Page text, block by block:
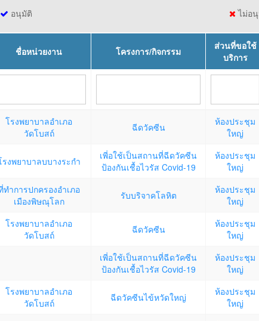
ริกิติ์ พระบรมราชินีนาถ พระบรมราชช
วังทอง / วันเฉลิมพระชนมพรรษา สมเด็
พระบรมราชินีนาถพระบรมราชชนนีพัน
ชาติ
8:30 - 16:30
นครไทย / ออกหน่วยให้บริการประชาช
นครไทย
ศุกร์
บางกระทุ่ม / เพื่อจัดอบรมตามโครงการ
ประสิทธิภาพการปฏิบัติหน้าที่ของกำนัน
ของรัฐลาล กระทรวงมหาดไทยและกร
บางระกำ / ประชุม
นครไทย / กิจกรรมเสวนา "นครไทยที่ร่ว
เที่ยว ครั้งที่ 2" ภายใต้หัวข้อ "นครไทยข
อนุมัติ ไม่อ
ชื่อหน่วยงาน โครงการ/กิจกรรม
ส่วนที่ขอใช้
บริการ
โรงพยาบาลอำเภอ
วัดโบสถ์
ฉีดวัคซีน
ห้องประชุม
ใหญ่
รงพยาบาลบบางระกำ
เพี่อใช้เป็นสถานที่ฉีดวัคซีน
ป้องกันเชื้อไวรัส Covid-19
ห้องประชุม
ใหญ่
ทำการปกครองอำเภอ
เมืองพิษณุโลก
รับบริจาคโลหิต
ห้องประชุม
ใหญ่
โรงพยาบาลอำเภอ
วัดโบสถ์
ฉีดวัคซีน
ห้องประชุม
ใหญ่
เพี่อใช้เป็นสถานที่ฉีดวัคซีน
ป้องกันเชื้อไวรัส Covid-19
ห้องประชุม
ใหญ่
โรงพยาบาลอำเภอ
วัดโบสถ์
ฉีดวัคซีนไข้หวัดใหญ่
ห้องประชุม
ใหญ่